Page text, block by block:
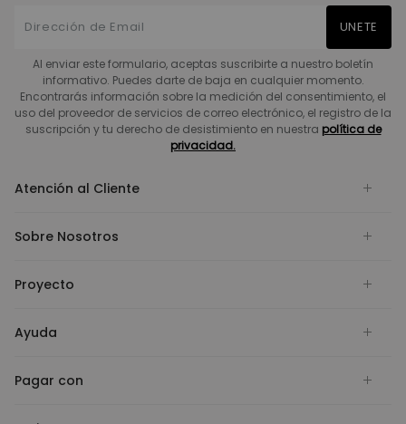
UNETE
Al enviar este formulario, aceptas suscribirte a nuestro boletín
informativo. Puedes darte de baja en cualquier momento.
Encontrarás información sobre la medición del consentimiento, el
uso del proveedor de servicios de correo electrónico, el registro de la
suscripción y tu derecho de desistimiento en nuestra política de
privacidad.
Atención al Cliente
Sobre Nosotros
Proyecto
Ayuda
Pagar con